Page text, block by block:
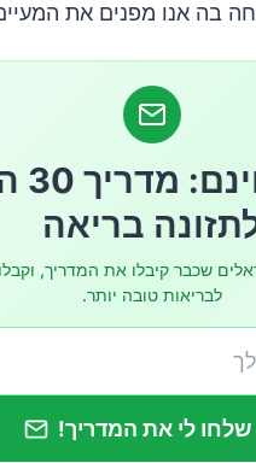
בה אנו מפנים את
🎁
בריאה
ל-46,000 ישראלים שכבר קיבלו את המדריך,
לבריאות טובה יותר.
שלחו לי את המדריך!